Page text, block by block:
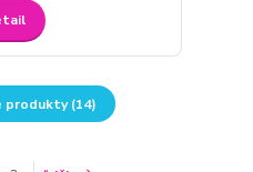
produkty (14)